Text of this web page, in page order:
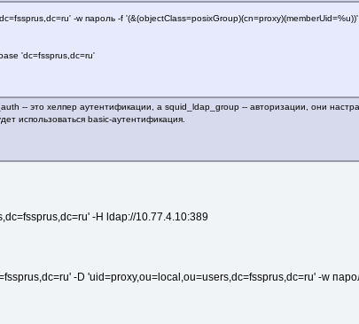
-w пароль -f
'dc=fssprus,dc=ru'
-- это хелпер аутентификации, а squid_ldap_group -- авторизации, они
использоваться basic-аутентификация.
-H ldap://10.77.4.10:389
-D 'uid=proxy,ou=local,ou=users,dc=fssprus,dc=ru' -w